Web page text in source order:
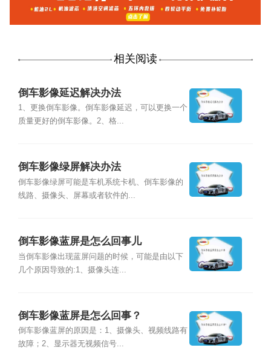
相关阅读
倒车影像延迟解决办法
1、更换倒车影像。倒车影像延迟，可以更换一个
质量更好的倒车影像。2、格...
倒车影像绿屏解决办法
倒车影像绿屏可能是车机系统卡机、倒车影像的
线路、摄像头、屏幕或者软件的...
倒车影像蓝屏是怎么回事儿
当倒车影像出现蓝屏问题的时候，可能是由以下
几个原因导致的:1、摄像头连...
倒车影像蓝屏是怎么回事？
倒车影像蓝屏的原因是：1、摄像头、视频线路有
故障；2、显示器无视频信号...